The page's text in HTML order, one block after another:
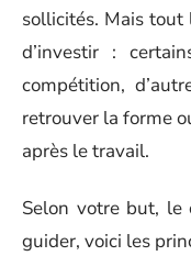
sollicités. Mais tout
d’investir :
compétition,
retrouver la forme
après le travail.
Selon votre but, le
guider, voici les